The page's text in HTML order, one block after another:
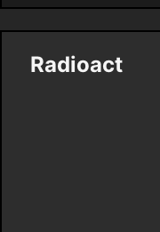
Radioact